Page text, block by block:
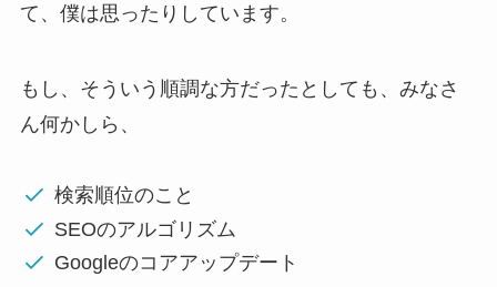
て、僕は思ったりしています。
もし、そういう順調な方だったとしても、みなさ
ん何かしら、
検索順位のこと
SEOのアルゴリズム
Googleのコアアップデート